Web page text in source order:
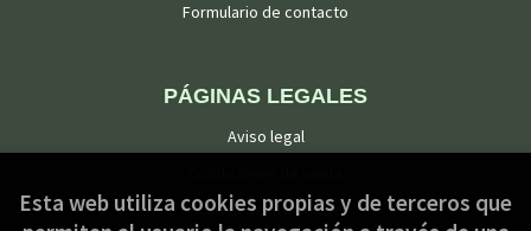
Formulario de contacto
PÁGINAS LEGALES
Aviso legal
Política de privacidad
Esta web utiliza cookies propias y de terceros que